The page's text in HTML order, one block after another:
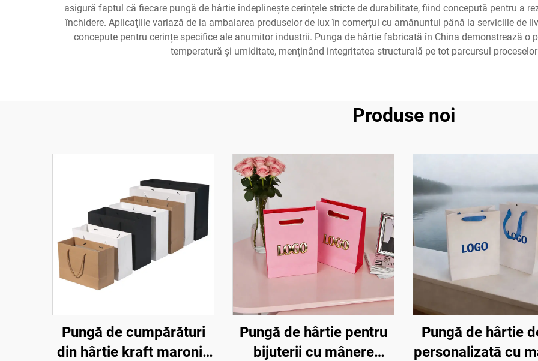
asigură faptul că fiecare pungă de hârtie îndeplinește cerințele stricte de durabilitate, fiind concepută pentru a
închidere. Aplicațiile variază de la ambalarea produselor de lux în comerțul cu amănuntul până la serviciile de
concepute pentru cerințe specifice ale anumitor industrii. Punga de hârtie fabricată în China demonstrează
temperatură și umiditate, menținând integritatea structurală pe tot parcursul
Produse noi
Pungă de cumpărături
din hârtie kraft maronie
Pungă de hârtie pentru
bijuterii cu mânere
Pungă de hârtie
personalizată cu